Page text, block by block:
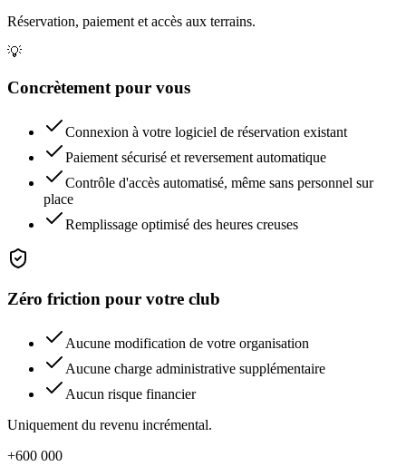
Réservation, paiement et accès aux terrains.
💡
Concrètement pour vous
Connexion à votre logiciel de réservation existant
Paiement sécurisé et reversement automatique
Contrôle d'accès automatisé, même sans personnel sur
place
Remplissage optimisé des heures creuses
Zéro friction pour votre club
Aucune modification de votre organisation
Aucune charge administrative supplémentaire
Aucun risque financier
Uniquement du revenu incrémental.
+600 000